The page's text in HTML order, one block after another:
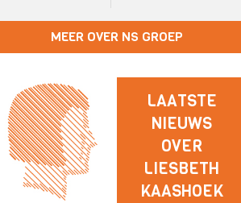
MEER OVER NS GROEP
LAATSTE
NIEUWS
OVER
LIESBETH
KAASHOEK